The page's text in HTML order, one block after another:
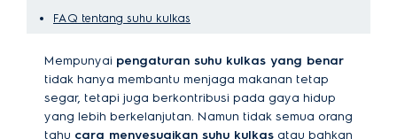
FAQ tentang suhu kulkas
Mempunyai pengaturan suhu kulkas yang benar
tidak hanya membantu menjaga makanan tetap
segar, tetapi juga berkontribusi pada gaya hidup
yang lebih berkelanjutan. Namun tidak semua orang
tahu cara menyesuaikan suhu kulkas atau bahkan